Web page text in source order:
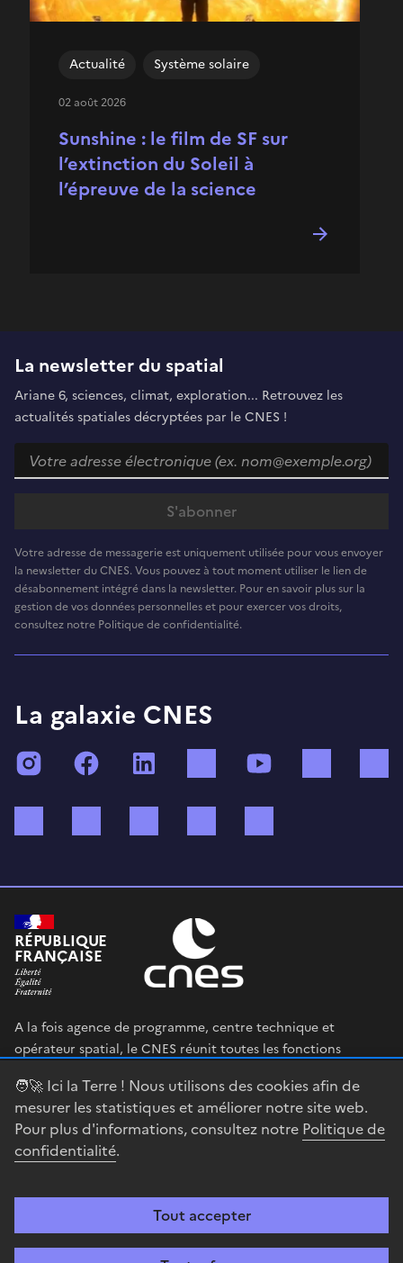
🧑‍🚀 Ici la Terre ! Nous utilisons des cookies afin de
mesurer les statistiques et améliorer notre site web.
Pour plus d'informations, consultez notre Politique de
confidentialité.
Tout accepter
Sunshine : le film de SF sur
l’extinction du Soleil à
l’épreuve de la science
Actualité Système solaire
02 août 2026
La newsletter du spatial
Ariane 6, sciences, climat, exploration... Retrouvez les
actualités spatiales décryptées par le CNES !
Votre adresse de messagerie est uniquement utilisée pour vous envoyer
la newsletter du CNES. Vous pouvez à tout moment utiliser le lien de
désabonnement intégré dans la newsletter. Pour en savoir plus sur la
gestion de vos données personnelles et pour exercer vos droits,
consultez notre Politique de confidentialité.
La galaxie CNES
InstagramFacebook TikTok
RÉPUBLIQUE
FRANÇAISE
A la fois agence de programme, centre technique et
opérateur spatial, le CNES réunit toutes les fonctions
en œuvre sa stratégie spatiale.
legifrance.gouv.fr
gouvernement.fr
Accessibilité : partiellement conforme Mentions légales
Gestion des cookies